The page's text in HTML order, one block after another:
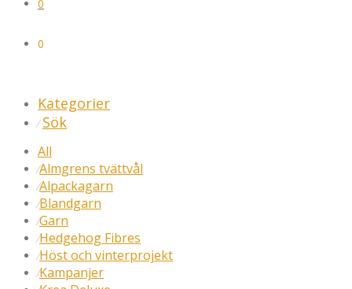
0
0
Kategorier
⁄ Sök
All
⁄Almgrens tvättvål
⁄Alpackagarn
⁄Blandgarn
⁄Garn
⁄Hedgehog Fibres
⁄Höst och vinterprojekt
⁄Kampanjer